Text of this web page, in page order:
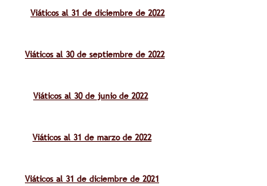
Viáticos al 31 de diciembre de 2022
Viáticos al 30 de septiembre de 2022
Viáticos al 30 de junio de 2022
Viáticos al 31 de marzo de 2022
Viáticos al 31 de diciembre de 2021